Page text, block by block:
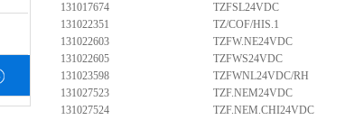
131017674
TZFSL24VDC
131022351
TZ/COF/HIS.1
131022603
TZFW.NE24VDC
131022605
TZFWS24VDC
131023598
TZFWNL24VDC/RH
131027523
TZF.NEM24VDC
131027524
TZF.NEM.CHI24VDC